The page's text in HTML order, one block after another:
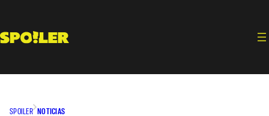
contenido
SPOILER NOTICIAS